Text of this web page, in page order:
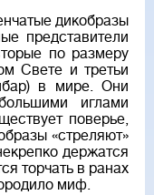
дикобразы
представители
по размеру
Свете и третьи
в мире. Они
иглами
поверье,
«стреляют»
держатся
торчать в ранах
миф.